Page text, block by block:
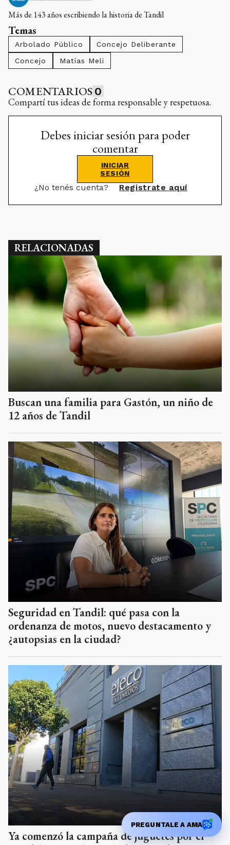
Más de 143 años escribiendo la historia de Tandil
Temas
Arbolado Público
Concejo Deliberante
Concejo
Matías Meli
COMENTARIOS 0
Compartí tus ideas de forma responsable y respetuosa.
Debes iniciar sesión para poder
comentar
INICIAR
SESIÓN
¿No tenés cuenta? Registrate aquí
RELACIONADAS
Buscan una familia para Gastón, un niño de
12 años de Tandil
Seguridad en Tandil: qué pasa con la
ordenanza de motos, nuevo destacamento y
¿autopsias en la ciudad?
Ya comenzó la campaña de juguetes por el
PREGUNTALE A AMA